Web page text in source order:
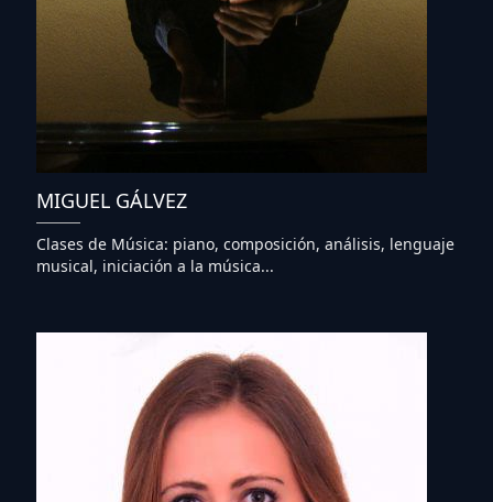
MIGUEL GÁLVEZ
Clases de Música: piano, composición, análisis, lenguaje
musical, iniciación a la música...